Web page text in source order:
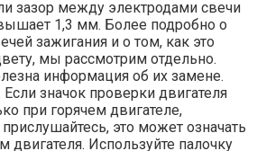
зазор между электродами свечи
1,3 мм. Более подробно о
зажигания и о том, как это
мы рассмотрим отдельно.
информация об их замене.
значок проверки двигателя
при горячем двигателе,
это может означать
Используйте палочку